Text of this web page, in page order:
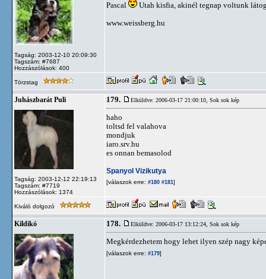
Tagság: 2003-12-10 20:09:30
Tagszám: #7687
Hozzászólások: 400
Pascal
Utah kisfia, akinél tegnap voltunk
www.weissberg.hu
Törzstag
Juhászbarát Puli
Tagság: 2003-12-12 22:19:13
Tagszám: #7719
Hozzászólások: 1374
179. Elküldve: 2006-03-17 21:00:10, Sok sok kép
haho
toltsd fel valahova
mondjuk
iaro.srv.hu
es onnan bemasolod
Spanyol Vizikutya
[válaszok erre: #180 #181]
Kiváló dolgozó
Kildikó 178. Elküldve: 2006-03-17 13:12:24, Sok sok kép
Megkérdezhetem hogy lehet ilyen szép nagy
[válaszok erre: #179]